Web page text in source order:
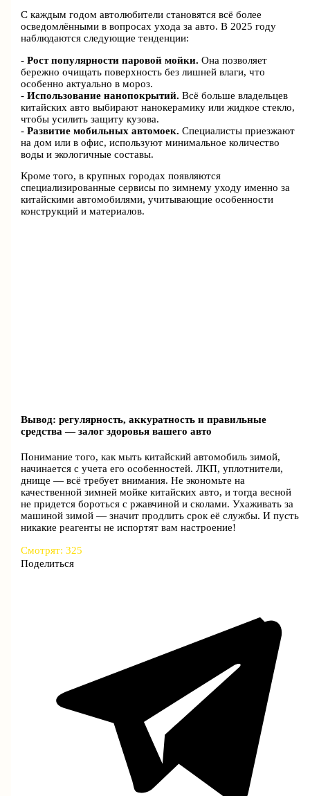
С каждым годом автолюбители становятся всё более
осведомлёнными в вопросах ухода за авто. В 2025 году
наблюдаются следующие тенденции:
-Рост популярности паровой мойки. Она позволяет
бережно очищать поверхность без лишней влаги, что
особенно актуально в мороз.
-Использование нанопокрытий. Всё больше владельцев
китайских авто выбирают нанокерамику или жидкое стекло,
чтобы усилить защиту кузова.
-Развитие мобильных автомоек. Специалисты приезжают
на дом или в офис, используют минимальное количество
воды и экологичные составы.
Кроме того, в крупных городах появляются
специализированные сервисы по зимнему уходу именно за
китайскими автомобилями, учитывающие особенности
конструкций и материалов.
Вывод: регулярность, аккуратность и правильные
средства — залог здоровья вашего авто
Понимание того, как мыть китайский автомобиль зимой,
начинается с учета его особенностей. ЛКП, уплотнители,
днище — всё требует внимания. Не экономьте на
качественной зимней мойке китайских авто, и тогда весной
не придется бороться с ржавчиной и сколами. Ухаживать за
машиной зимой — значит продлить срок её службы. И пусть
никакие реагенты не испортят вам настроение!
Смотрят: 325
Поделиться